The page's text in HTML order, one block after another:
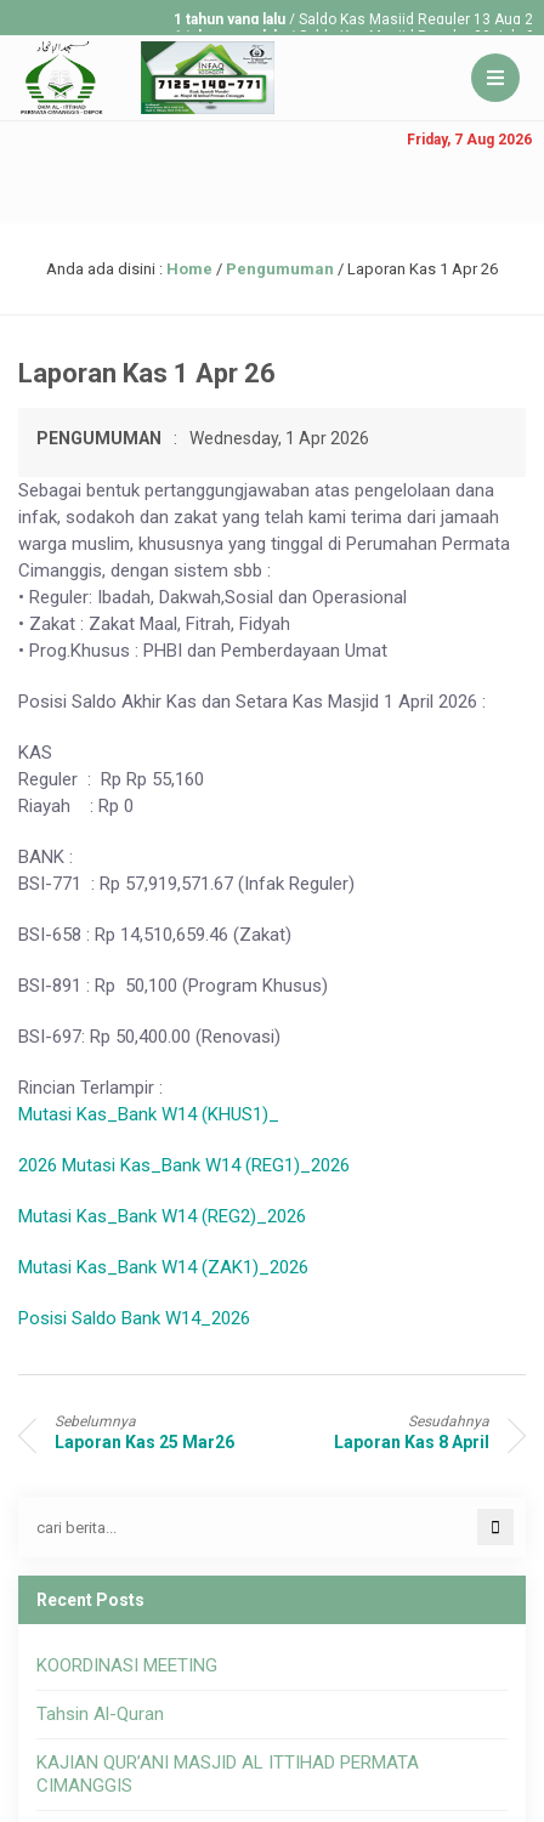
1 tahun yang lalu / Saldo Kas Masjid Reguler 13 Aug
1 tahun yang lalu/ Saldo Kas Masjid Reguler 30 July
1 tahun yang lalu / Saldo Kas Masjid Reguler 23 July
Friday, 7 Aug 2026
Anda ada disini : Home / Pengumuman / Laporan Kas 1 Apr 26
Laporan Kas 1 Apr 26
PENGUMUMAN : Wednesday, 1 Apr 2026
Sebagai bentuk pertanggungjawaban atas pengelolaan dana
infak, sodakoh dan zakat yang telah kami terima dari jamaah
warga muslim, khususnya yang tinggal di Perumahan Permata
Cimanggis, dengan sistem sbb :
• Reguler: Ibadah, Dakwah,Sosial dan Operasional
• Zakat : Zakat Maal, Fitrah, Fidyah
• Prog.Khusus : PHBI dan Pemberdayaan Umat
Posisi Saldo Akhir Kas dan Setara Kas Masjid 1 April 2026 :
KAS
Reguler : Rp Rp 55,160
Riayah : Rp 0
BANK :
BSI-771 : Rp 57,919,571.67 (Infak Reguler)
BSI-658 : Rp 14,510,659.46 (Zakat)
BSI-891 : Rp 50,100 (Program Khusus)
BSI-697: Rp 50,400.00 (Renovasi)
Rincian Terlampir :
Mutasi Kas_Bank W14 (KHUS1)_
2026 Mutasi Kas_Bank W14 (REG1)_2026
Mutasi Kas_Bank W14 (REG2)_2026
Mutasi Kas_Bank W14 (ZAK1)_2026
Posisi Saldo Bank W14_2026
Sebelumnya
Laporan Kas 25 Mar26
Sesudahnya
Laporan Kas 8 April
Recent Posts
KOORDINASI MEETING
Tahsin Al-Quran
KAJIAN QUR’ANI MASJID AL ITTIHAD PERMATA
CIMANGGIS